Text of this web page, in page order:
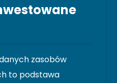
zasobów
to podstawa